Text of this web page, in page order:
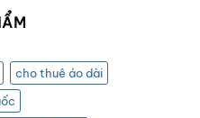
cho thuê áo dài